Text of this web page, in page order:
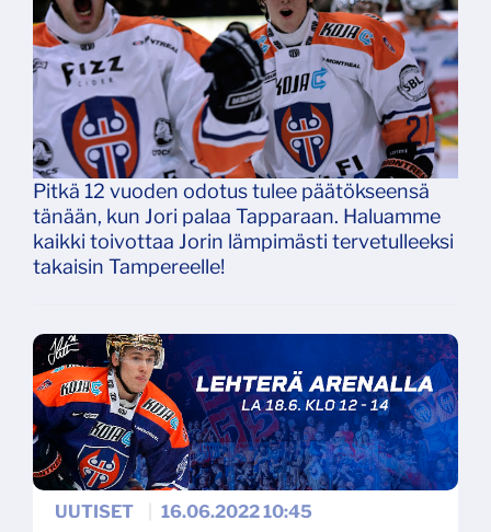
Pitkä 12 vuoden odotus tulee päätökseensä
tänään, kun Jori palaa Tapparaan. Haluamme
kaikki toivottaa Jorin lämpimästi tervetulleeksi
takaisin Tampereelle!
UUTISET 16.06.2022 10:45